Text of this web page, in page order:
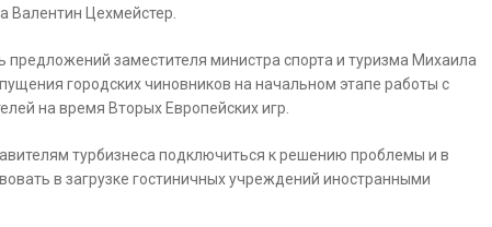
Валентин Цехмейстер.
предложений заместителя министра спорта и туризма Михаила
городских чиновников на начальном этапе работы с
на время Вторых Европейских игр.
турбизнеса подключиться к решению проблемы и в
в загрузке гостиничных учреждений иностранными